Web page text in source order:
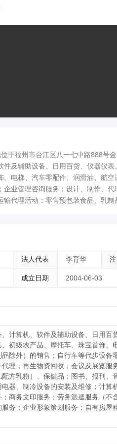
于福州市台江区八一七中路888号
及辅助设备、日用百货、仪器仪
电梯、汽车零配件、润滑油、航
业管理咨询服务；设计、制作、
代理活动；零售预包装食品、乳
形象策划服务；自有房屋租赁服
法人代表 李育华
成立日期 2004-06-03
计算机、软件及辅助设备、日用百
初级农产品、摩托车、珠宝首饰、
除外）的销售；自行车等代步设备
理；再生物资回收；会议及展览服
方乳粉）、保健品；图书、报刊、
器、制冷设备的安装及维修；计
商务文印服务；劳务派遣服务（不
务；企业形象策划服务；自有房屋